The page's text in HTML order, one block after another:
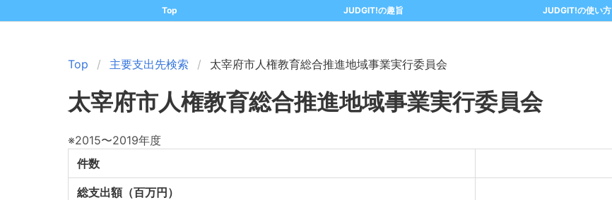
Top JUDGIT!の趣旨 JUDGIT!の使い方
Top 主要支出先検索 太宰府市人権教育総合推進地域事業実行委員会
太宰府市人権教育総合推進地域事業実行委員会
※2015〜2019年度
件数
総支出額（百万円）